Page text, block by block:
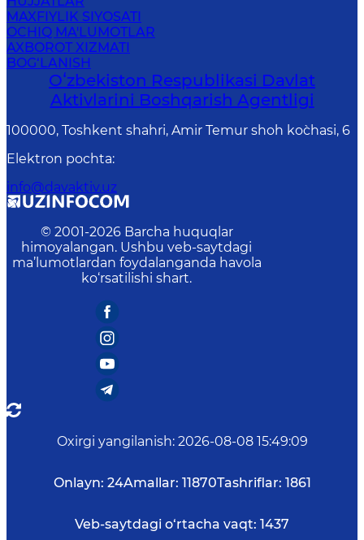
MAXFIYLIK SIYOSATI
OCHIQ MA'LUMOTLAR
AXBOROT XIZMATI
BOG‘LANISH
Oʻzbekiston Respublikasi Davlat
Aktivlarini Boshqarish Agentligi
100000, Toshkent shahri, Amir Temur shoh ko`chasi, 6
Elektron pochta:
info@davaktiv.uz
© 2001-2026 Barcha huquqlar
himoyalangan. Ushbu veb-saytdagi
ma’lumotlardan foydalanganda havola
ko‘rsatilishi shart.
Oxirgi yangilanish: 2026-08-08 15:49:09
Onlayn: 24Amallar: 11870Tashriflar: 1861
Veb-saytdagi o‘rtacha vaqt: 1437